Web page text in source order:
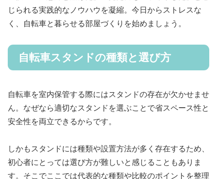
じられる実践的なノウハウを凝縮。今日からストレスな
く、自転車と暮らせる部屋づくりを始めましょう。
自転車スタンドの種類と選び方
自転車を室内保管する際にはスタンドの存在が欠かせませ
ん。なぜなら適切なスタンドを選ぶことで省スペース性と
安全性を両立できるからです。
しかもスタンドには種類や設置方法が多く存在するため、
初心者にとっては選び方が難しいと感じることもありま
す。そこでここでは代表的な種類や比較のポイントを整理